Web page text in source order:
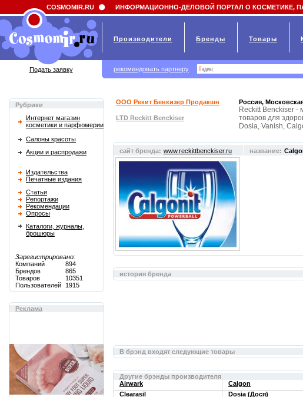
Field 'news_title' doesn't have a default value
Рубрики
Интернет магазин
косметики и парфюмерии
Салоны красоты
Акции и распродажи
Издательства
Печатные издания
Статьи
Репортажи
Рекомендации
Опросы
Каталоги, журналы,
брошюры
Зарегистрировано:
Компаний
894
Брендов
865
Товаров
10351
Пользователей
1915
Реклама
ООО Рекит Бенкизер Продакшн Россия,
LTD Reckitt Benckiser
Reckitt Benckiser -
товаров для
Dosia, Vanish,
сайт бренда: www.reckittbenckiser.ru название:
история бренда
В брэнд входят следующие товары
Другие брэнды производителя
Airwark
Calgon
Clearasil
Dosia (Дося)
COSMOMIR.RU ИНФОРМАЦИОННО-ДЕЛОВОЙ ПОРТАЛ О КОСМЕТИКЕ,
Производители Бренды Товары
Подать заявку рекомендовать партнеру